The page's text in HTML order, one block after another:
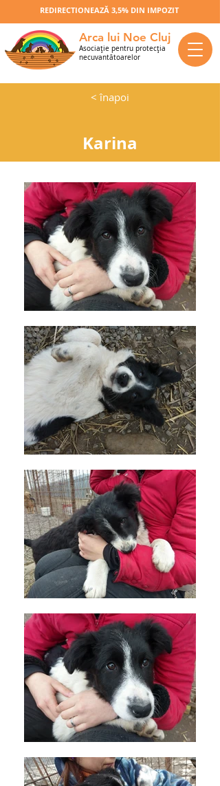
Arca lui Noe Cluj
Asociaţie pentru protecţia
necuvantătoarelor
REDIRECTIONEAZĂ 3,5% DIN IMPOZIT
< înapoi
Karina